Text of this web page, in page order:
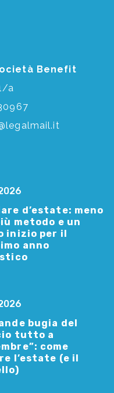
Benefit
a
d’estate: meno
metodo e un
inizio per il
anno
bugia del
tutto a
come
l’estate (e il